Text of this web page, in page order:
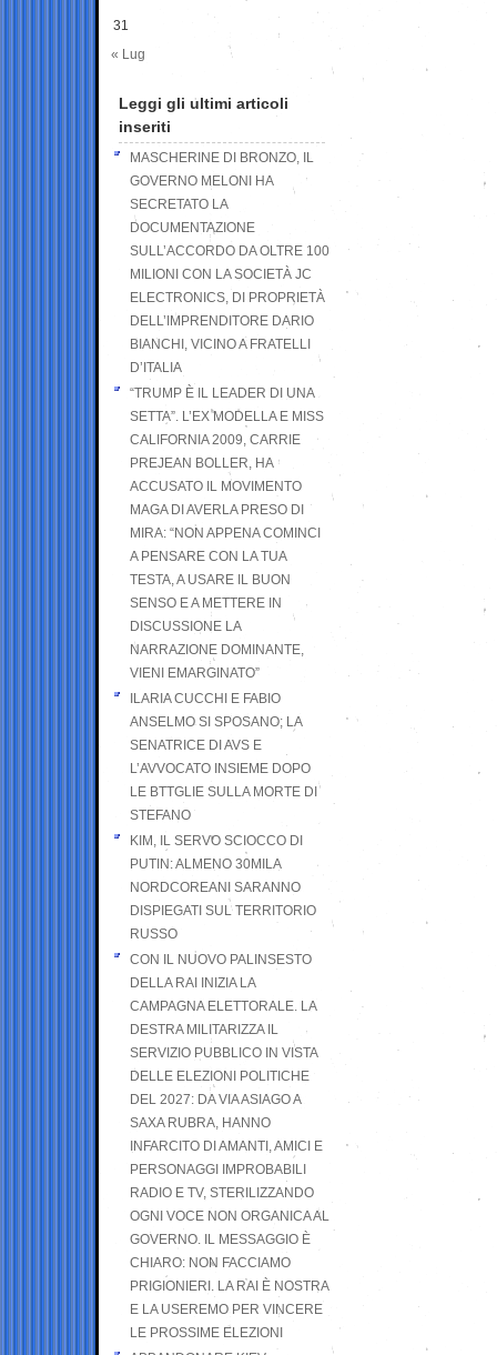
31
« Lug
Leggi gli ultimi articoli
inseriti
MASCHERINE DI BRONZO, IL
GOVERNO MELONI HA
SECRETATO LA
DOCUMENTAZIONE
SULL’ACCORDO DA OLTRE 100
MILIONI CON LA SOCIETÀ JC
ELECTRONICS, DI PROPRIETÀ
DELL’IMPRENDITORE DARIO
BIANCHI, VICINO A FRATELLI
D’ITALIA
“TRUMP È IL LEADER DI UNA
SETTA”. L’EX MODELLA E MISS
CALIFORNIA 2009, CARRIE
PREJEAN BOLLER, HA
ACCUSATO IL MOVIMENTO
MAGA DI AVERLA PRESO DI
MIRA: “NON APPENA COMINCI
A PENSARE CON LA TUA
TESTA, A USARE IL BUON
SENSO E A METTERE IN
DISCUSSIONE LA
NARRAZIONE DOMINANTE,
VIENI EMARGINATO”
ILARIA CUCCHI E FABIO
ANSELMO SI SPOSANO; LA
SENATRICE DI AVS E
L’AVVOCATO INSIEME DOPO
LE BTTGLIE SULLA MORTE DI
STEFANO
KIM, IL SERVO SCIOCCO DI
PUTIN: ALMENO 30MILA
NORDCOREANI SARANNO
DISPIEGATI SUL TERRITORIO
RUSSO
CON IL NUOVO PALINSESTO
DELLA RAI INIZIA LA
CAMPAGNA ELETTORALE. LA
DESTRA MILITARIZZA IL
SERVIZIO PUBBLICO IN VISTA
DELLE ELEZIONI POLITICHE
DEL 2027: DA VIA ASIAGO A
SAXA RUBRA, HANNO
INFARCITO DI AMANTI, AMICI E
PERSONAGGI IMPROBABILI
RADIO E TV, STERILIZZANDO
OGNI VOCE NON ORGANICA AL
GOVERNO. IL MESSAGGIO È
CHIARO: NON FACCIAMO
PRIGIONIERI. LA RAI È NOSTRA
E LA USEREMO PER VINCERE
LE PROSSIME ELEZIONI